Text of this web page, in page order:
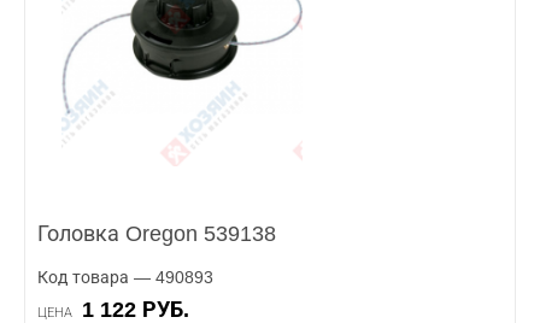
Головка Oregon 539138
Код товара — 490893
ЦЕНА 1 122 РУБ.